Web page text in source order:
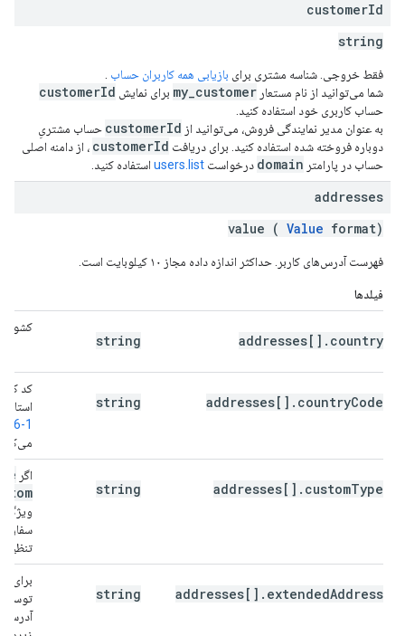
customerId
string
فقط خروجی. شناسه مشتری برای بازیابی همه کاربران حساب
شما می‌توانید از نام مستعار my_customer برای نمایش customerId
حساب کاربری خود استفاده کنید.
به عنوان مدیر نمایندگی فروش، می‌توانید از customerId حساب مشتریِ
دوباره فروخته شده استفاده کنید. برای دریافت customerId ، از دامنه اصلی
حساب در پارامتر domain درخواست users.list استفاده کنید.
addresses
value ( Value format)
فهرست آدرس‌های کاربر. حداکثر اندازه داده مجاز ۱۰ کیلوبایت است.
فیلدها
addresses[].country
string
کشور
addresses[].countryCode
string
کد
1
می‌کند.
addresses[].customType
string
اگر
ویژگی
تنظیم
addresses[].extendedAddress
string
برای